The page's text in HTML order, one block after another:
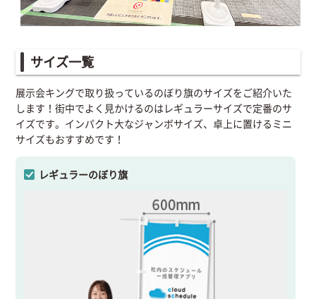
サイズ一覧
展示会キングで取り扱っているのぼり旗のサイズをご紹介いた
します！街中でよく見かけるのはレギュラーサイズで定番のサ
イズです。インパクト大なジャンボサイズ、卓上に置けるミニ
サイズもおすすめです！
レギュラーのぼり旗